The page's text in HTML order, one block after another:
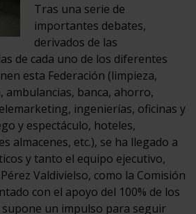
Tras una serie de
importantes debates,
derivados de las
de cada uno de los diferentes
esta Federación (limpieza,
ambulancias, banca, ahorro,
ingenierías, oficinas y
y espectáculo, hoteles,
almacenes, etc.), se ha llegado a
y tanto el equipo ejecutivo,
Valdivielso, como la Comisión
con el apoyo del 100% de los
un impulso para seguir